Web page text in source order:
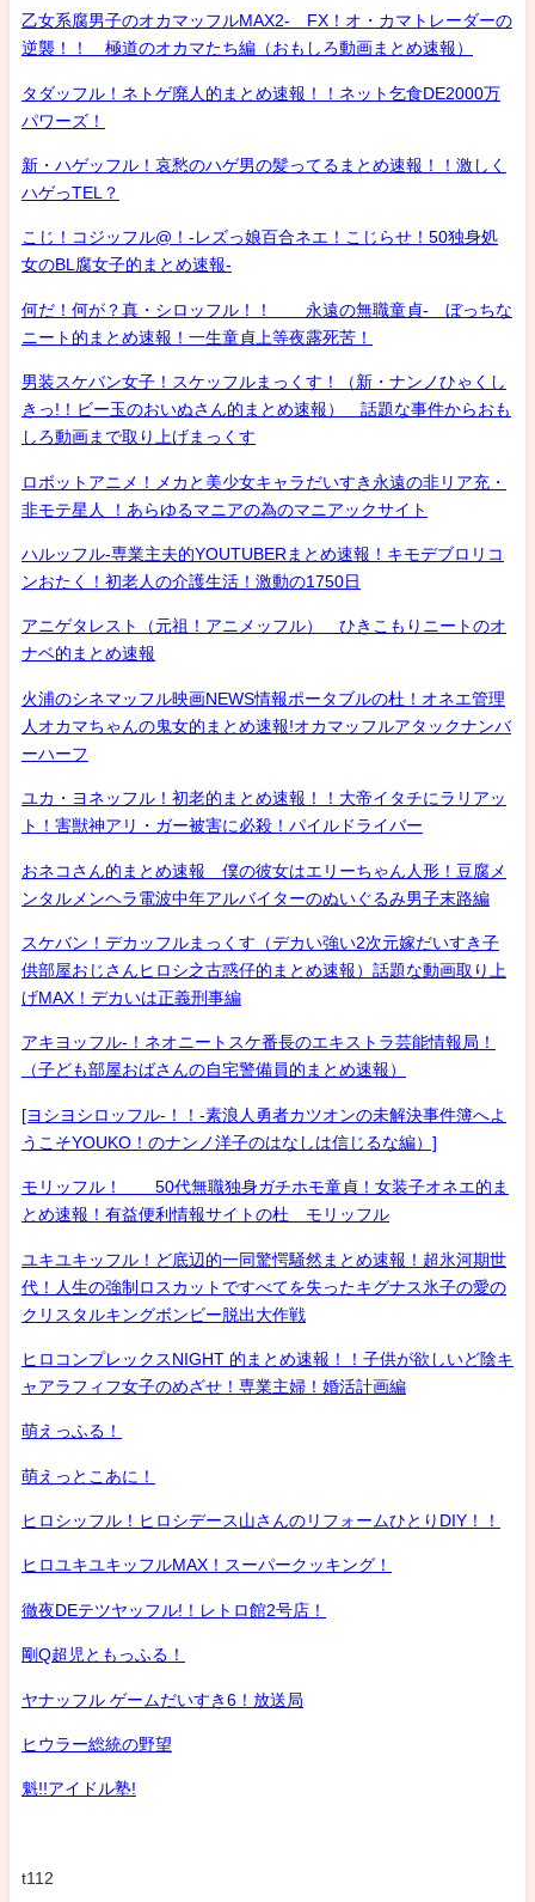
乙女系腐男子のオカマッフルMAX2- FX！オ・カマトレーダーの
逆襲！！ 極道のオカマたち編（おもしろ動画まとめ速報）
タダッフル！ネトゲ廃人的まとめ速報！！ネット乞食DE2000万
パワーズ！
新・ハゲッフル！哀愁のハゲ男の髪ってるまとめ速報！！激しく
ハゲっTEL？
こじ！コジッフル@！-レズっ娘百合ネエ！こじらせ！50独身処
女のBL腐女子的まとめ速報-
何だ！何が？真・シロッフル！！ 永遠の無職童貞- ぼっちな
ニート的まとめ速報！一生童貞上等夜露死苦！
男装スケバン女子！スケッフルまっくす！（新・ナンノひゃくし
きっ!！ビー玉のおいぬさん的まとめ速報） 話題な事件からおも
しろ動画まで取り上げまっくす
ロボットアニメ！メカと美少女キャラだいすき永遠の非リア充・
非モテ星人 ！あらゆるマニアの為のマニアックサイト
ハルッフル-専業主夫的YOUTUBERまとめ速報！キモデブロリコ
ンおたく！初老人の介護生活！激動の1750日
アニゲタレスト（元祖！アニメッフル） ひきこもりニートのオ
ナベ的まとめ速報
火浦のシネマッフル映画NEWS情報ポータブルの杜！オネエ管理
人オカマちゃんの鬼女的まとめ速報!オカマッフルアタックナンバ
ーハーフ
ユカ・ヨネッフル！初老的まとめ速報！！大帝イタチにラリアッ
ト！害獣神アリ・ガー被害に必殺！パイルドライバー
おネコさん的まとめ速報 僕の彼女はエリーちゃん人形！豆腐メ
ンタルメンヘラ電波中年アルバイターのぬいぐるみ男子末路編
スケバン！デカッフルまっくす（デカい強い2次元嫁だいすき子
供部屋おじさんヒロシ之古惑仔的まとめ速報）話題な動画取り上
げMAX！デカいは正義刑事編
アキヨッフル-！ネオニートスケ番長のエキストラ芸能情報局！
（子ども部屋おばさんの自宅警備員的まとめ速報）
[ヨシヨシロッフル-！！-素浪人勇者カツオンの未解決事件簿へよ
うこそYOUKO！のナンノ洋子のはなしは信じるな編）]
モリッフル！ 50代無職独身ガチホモ童貞！女装子オネエ的ま
とめ速報！有益便利情報サイトの杜 モリッフル
ユキユキッフル！ど底辺的一同驚愕騒然まとめ速報！超氷河期世
代！人生の強制ロスカットですべてを失ったキグナス氷子の愛の
クリスタルキングボンビー脱出大作戦
ヒロコンプレックスNIGHT 的まとめ速報！！子供が欲しいど陰キ
ャアラフィフ女子のめざせ！専業主婦！婚活計画編
萌えっふる！
萌えっとこあに！
ヒロシッフル！ヒロシデース山さんのリフォームひとりDIY！！
ヒロユキユキッフルMAX！スーパークッキング！
徹夜DEテツヤッフル!！レトロ館2号店！
剛Q超児ともっふる！
ヤナッフル ゲームだいすき6！放送局
ヒウラー総統の野望
魁!!アイドル塾!
t112